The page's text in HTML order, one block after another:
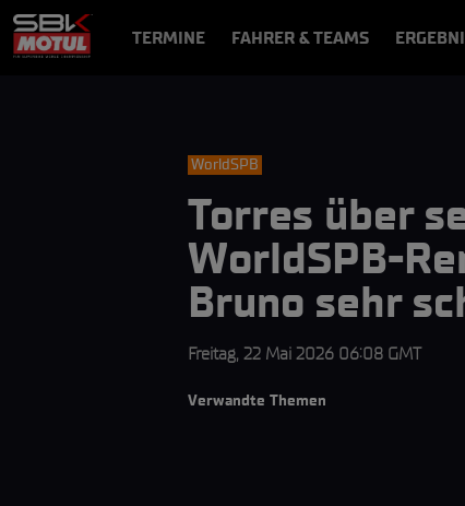
TERMINE FAHRER & TEAMS
WorldSPB
Torres über
WorldSPB-
Bruno sehr
Freitag, 22 Mai 2026 06:08 GMT
Verwandte Themen